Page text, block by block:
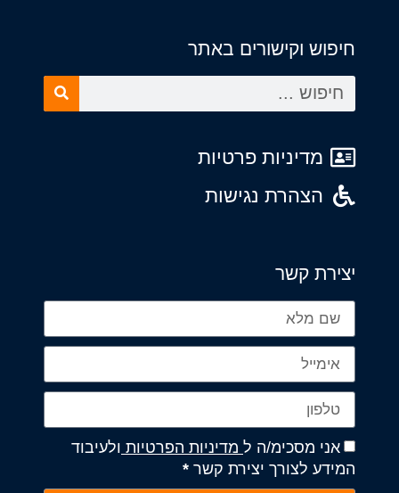
חיפוש וקישורים באתר
מדיניות פרטיות
הצהרת נגישות
יצירת קשר
אני מסכימ/ה ל מדיניות הפרטיות ולעיבוד
המידע לצורך יצירת קשר *